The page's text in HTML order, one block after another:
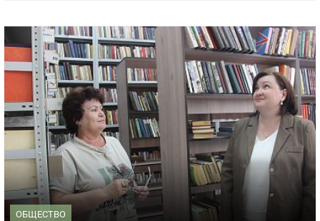
ОБЩЕСТВО